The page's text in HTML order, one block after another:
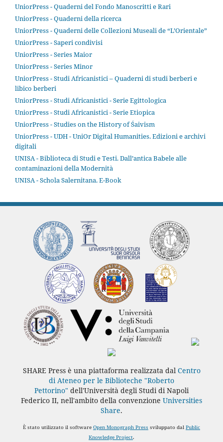
UniorPress - Quaderni del Fondo Manoscritti e Rari
UniorPress - Quaderni della ricerca
UniorPress - Quaderni delle Collezioni Museali de “L’Orientale”
UniorPress - Saperi condivisi
UniorPress - Series Maior
UniorPress - Series Minor
UniorPress - Studi Africanistici – Quaderni di studi berberi e
libico berberi
UniorPress - Studi Africanistici - Serie Egittologica
UniorPress - Studi Africanistici - Serie Etiopica
UniorPress - Studies on the History of Śaivism
UniorPress - UDH - UniOr Digital Humanities. Edizioni e archivi
digitali
UNISA - Biblioteca di Studi e Testi. Dall’antica Babele alle
contaminazioni della Modernità
UNISA - Schola Salernitana. E-Book
SHARE Press è una piattaforma realizzata dal Centro
di Ateneo per le Biblioteche "Roberto
Pettorino" dell'Università degli Studi di Napoli
Federico II, nell'ambito della convenzione Universities
Share.
È stato utilizzato il software Open Monograph Press sviluppato dal Public
Knowledge Project.